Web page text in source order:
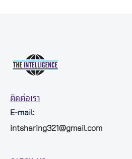
ติดต่อเรา
E-mail:
intsharing321@gmail.com